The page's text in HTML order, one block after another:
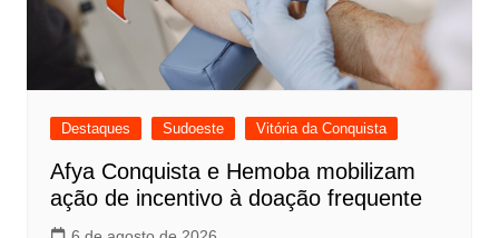
Destaques Sudoeste Vitória da Conquista
Afya Conquista e Hemoba mobilizam
ação de incentivo à doação frequente